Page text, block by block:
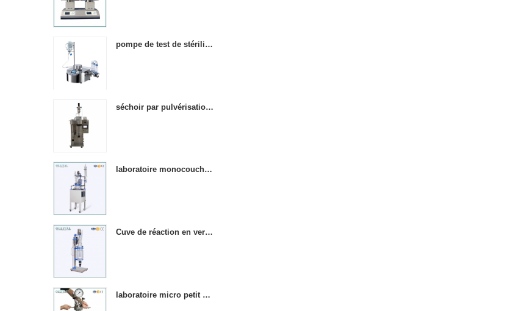
pompe de test de stérilité étanche mini-taille de laboratoire
séchoir par pulvérisation en acier inoxydable de laboratoire
laboratoire monocouche agitation chimique réacteurs en verre chauffé
Cuve de réaction en verre à double paroi pour laboratoire chimique 5l
laboratoire micro petit 1000ml réacteur cuve en acier inoxydable